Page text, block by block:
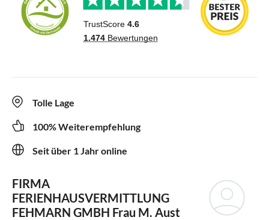
Tolle Lage
100% Weiterempfehlung
Seit über 1 Jahr online
FIRMA
FERIENHAUSVERMITTLUNG
FEHMARN GMBH Frau M. Aust